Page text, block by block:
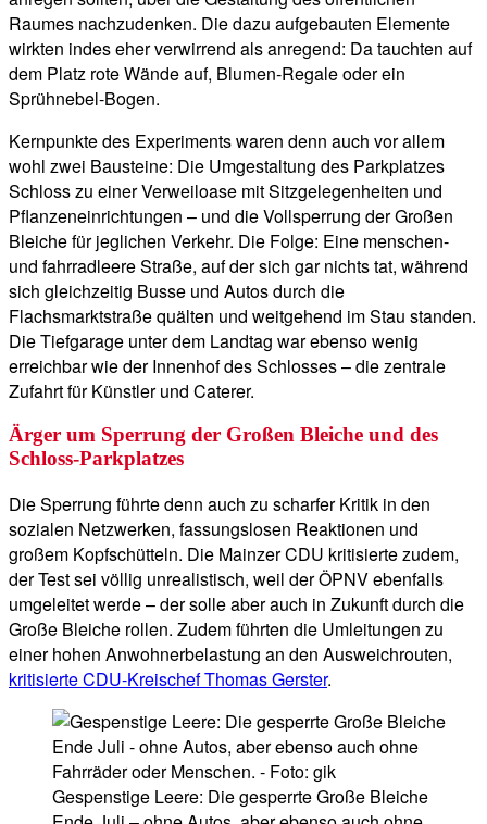
Raumes nachzudenken. Die dazu aufgebauten Elemente
wirkten indes eher verwirrend als anregend: Da tauchten auf
dem Platz rote Wände auf, Blumen-Regale oder ein
Sprühnebel-Bogen.
Kernpunkte des Experiments waren denn auch vor allem
wohl zwei Bausteine: Die Umgestaltung des Parkplatzes
Schloss zu einer Verweiloase mit Sitzgelegenheiten und
Pflanzeneinrichtungen – und die Vollsperrung der Großen
Bleiche für jeglichen Verkehr. Die Folge: Eine menschen-
und fahrradleere Straße, auf der sich gar nichts tat, während
sich gleichzeitig Busse und Autos durch die
Flachsmarktstraße quälten und weitgehend im Stau standen.
Die Tiefgarage unter dem Landtag war ebenso wenig
erreichbar wie der Innenhof des Schlosses – die zentrale
Zufahrt für Künstler und Caterer.
Ärger um Sperrung der Großen Bleiche und des
Schloss-Parkplatzes
Die Sperrung führte denn auch zu scharfer Kritik in den
sozialen Netzwerken, fassungslosen Reaktionen und
großem Kopfschütteln. Die Mainzer CDU kritisierte zudem,
der Test sei völlig unrealistisch, weil der ÖPNV ebenfalls
umgeleitet werde – der solle aber auch in Zukunft durch die
Große Bleiche rollen. Zudem führten die Umleitungen zu
einer hohen Anwohnerbelastung an den Ausweichrouten,
kritisierte CDU-Kreischef Thomas Gerster.
Gespenstige Leere: Die gesperrte Große Bleiche